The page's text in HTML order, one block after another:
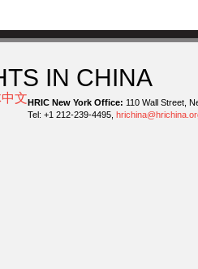
IN CHINA
文HRIC New York Office: 110 Wall Street,
Tel: +1 212-239-4495,